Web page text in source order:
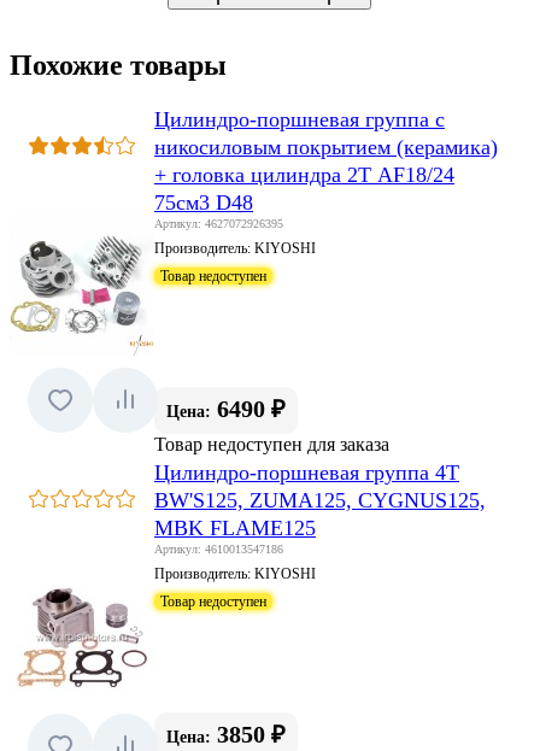
Похожие товары
Цилиндро-поршневая группа с
никосиловым покрытием (керамика)
+ головка цилиндра 2Т AF18/24
75см3 D48
Артикул: 4627072926395
Производитель: KIYOSHI
Товар недоступен
Цена: 6490 ₽
Товар недоступен для заказа
Цилиндро-поршневая группа 4T
BW'S125, ZUMA125, CYGNUS125,
MBK FLAME125
Артикул: 4610013547186
Производитель: KIYOSHI
Товар недоступен
Цена: 3850 ₽